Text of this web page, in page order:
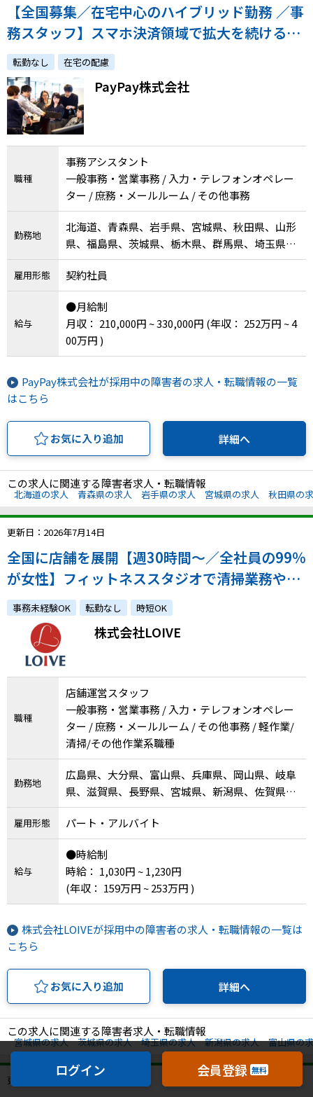
【全国募集／在宅中心のハイブリッド勤務 ／事
務スタッフ】スマホ決済領域で拡大を続ける同
社でこれまでの経験を踏まえた2～3年後のキャ
リアを一緒に考えませんか？
転勤なし 在宅の配慮
PayPay株式会社
職種
事務アシスタント
一般事務・営業事務 / 入力・テレフォンオペレー
ター / 庶務・メールルーム / その他事務
勤務地
北海道、青森県、岩手県、宮城県、秋田県、山形
県、福島県、茨城県、栃木県、群馬県、埼玉県、
千葉県、東京都、神奈川県、新潟県、富山県、石
川県、福井県、山梨県、長野県、岐阜県、静岡
県、愛知県、三重県、滋賀県、京都府、大阪府、
兵庫県、奈良県、和歌山県、鳥取県、島根県、岡
山県、広島県、山口県、徳島県、香川県、愛媛
県、高知県、福岡県、佐賀県、長崎県、熊本県、
大分県、宮崎県、鹿児島県、沖縄県
雇用形態 契約社員
給与
●月給制
月収： 210,000円 ~ 330,000円 (年収： 252万円 ~ 4
00万円 )
PayPay株式会社が採用中の障害者の求人・転職情報の一覧
はこちら
お気に入り追加 詳細へ
この求人に関連する障害者求人・転職情報
北海道の求人 青森県の求人 岩手県の求人 宮城県の求人 秋田県の
更新日：2026年7月14日
全国に店舗を展開【週30時間～／全社員の99％
が女性】フィットネススタジオで清掃業務やお
客様対応の募集です！
事務未経験OK 転勤なし 時短OK
株式会社LOIVE
職種
店舗運営スタッフ
一般事務・営業事務 / 入力・テレフォンオペレー
ター / 庶務・メールルーム / その他事務 / 軽作業/
清掃/その他作業系職種
勤務地
広島県、大分県、富山県、兵庫県、岡山県、岐阜
県、滋賀県、長野県、宮城県、新潟県、佐賀県、
茨城県、埼玉県、愛知県、石川県
雇用形態 パート・アルバイト
給与
●時給制
時給： 1,030円 ~ 1,230円
(年収： 159万円 ~ 253万円 )
株式会社LOIVEが採用中の障害者の求人・転職情報の一覧は
こちら
お気に入り追加 詳細へ
この求人に関連する障害者求人・転職情報
宮城県の求人 茨城県の求人 埼玉県の求人 新潟県の求人 富山県の
更新日：2026年7月2日
ログイン 会員登録 無料